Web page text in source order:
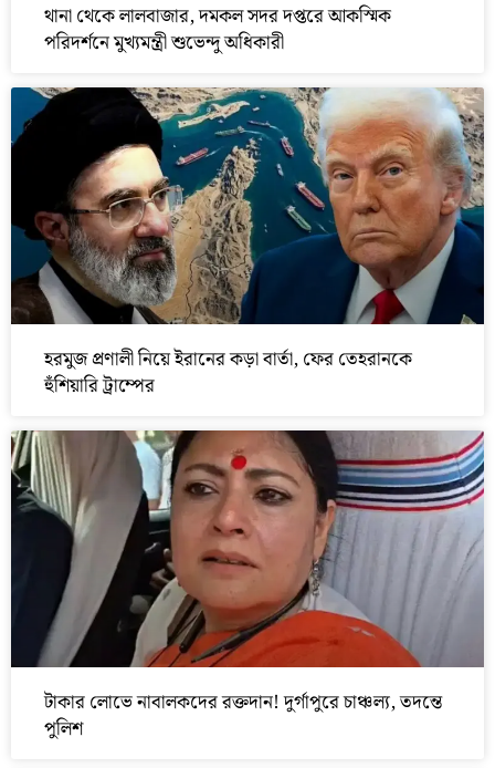
থানা থেকে লালবাজার, দমকল সদর দপ্তরে আকস্মিক
পরিদর্শনে মুখ্যমন্ত্রী শুভেন্দু অধিকারী
হরমুজ প্রণালী নিয়ে ইরানের কড়া বার্তা, ফের তেহরানকে
হুঁশিয়ারি ট্রাম্পের
টাকার লোভে নাবালকদের রক্তদান! দুর্গাপুরে চাঞ্চল্য, তদন্তে
পুলিশ